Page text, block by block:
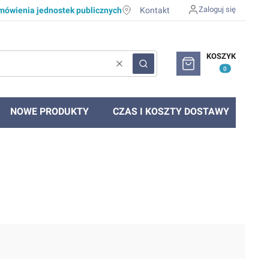
jednostek publicznych Kontakt Zaloguj się
WyczyśćSzukaj
Produkty w koszyku: 0.
KOSZYK
NOWE PRODUKTY CZAS I KOSZTY DOSTAWY